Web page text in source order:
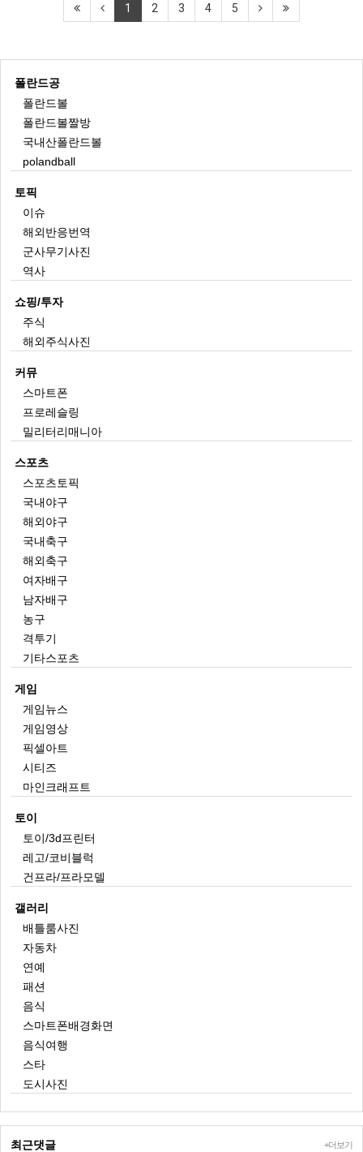
1 2 3 4 5
폴란드공
폴란드볼
폴란드볼짤방
국내산폴란드볼
polandball
토픽
이슈
해외반응번역
군사무기사진
역사
쇼핑/투자
주식
해외주식사진
커뮤
스마트폰
프로레슬링
밀리터리매니아
스포츠
스포츠토픽
국내야구
해외야구
국내축구
해외축구
여자배구
남자배구
농구
격투기
기타스포츠
게임
게임뉴스
게임영상
픽셀아트
시티즈
마인크래프트
토이
토이/3d프린터
레고/코비블럭
건프라/프라모델
갤러리
배틀룸사진
자동차
연예
패션
음식
스마트폰배경화면
음식여행
스타
도시사진
+더보기
최근댓글